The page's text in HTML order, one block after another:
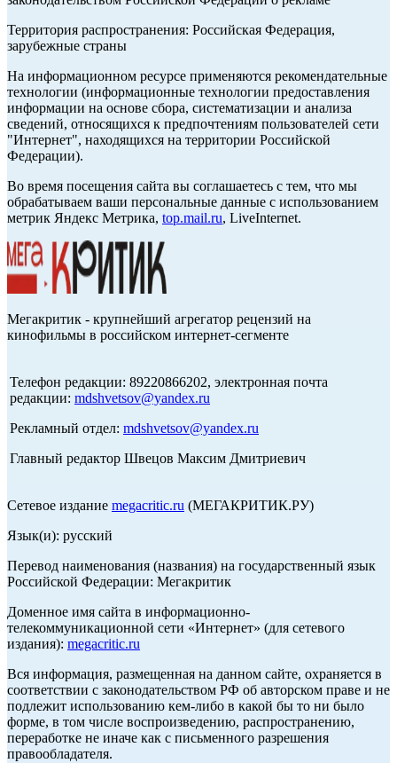
Территория распространения: Российская Федерация,
зарубежные страны
На информационном ресурсе применяются рекомендательные
технологии (информационные технологии предоставления
информации на основе сбора, систематизации и анализа
сведений, относящихся к предпочтениям пользователей сети
"Интернет", находящихся на территории Российской
Федерации).
Во время посещения сайта вы соглашаетесь с тем, что мы
обрабатываем ваши персональные данные с использованием
метрик Яндекс Метрика, top.mail.ru, LiveInternet.
Мегакритик - крупнейший агрегатор рецензий на
кинофильмы в российском интернет-сегменте
Телефон редакции: 89220866202, электронная почта
редакции: mdshvetsov@yandex.ru
Рекламный отдел: mdshvetsov@yandex.ru
Главный редактор Швецов Максим Дмитриевич
Сетевое издание megacritic.ru (МЕГАКРИТИК.РУ)
Язык(и): русский
Перевод наименования (названия) на государственный язык
Российской Федерации: Мегакритик
Доменное имя сайта в информационно-
телекоммуникационной сети «Интернет» (для сетевого
издания): megacritic.ru
Вся информация, размещенная на данном сайте, охраняется в
соответствии с законодательством РФ об авторском праве и не
подлежит использованию кем-либо в какой бы то ни было
форме, в том числе воспроизведению, распространению,
переработке не иначе как с письменного разрешения
правообладателя.